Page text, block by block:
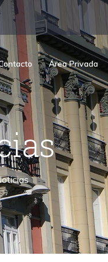
Área Privada